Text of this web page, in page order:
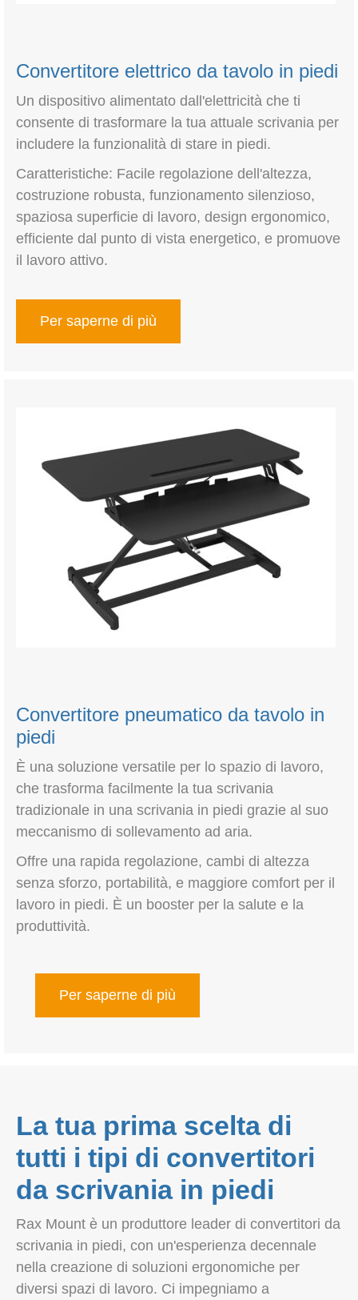
Convertitore elettrico da tavolo in piedi
Un dispositivo alimentato dall'elettricità che ti
consente di trasformare la tua attuale scrivania per
includere la funzionalità di stare in piedi.
Caratteristiche: Facile regolazione dell'altezza,
costruzione robusta, funzionamento silenzioso,
spaziosa superficie di lavoro, design ergonomico,
efficiente dal punto di vista energetico, e promuove
il lavoro attivo.
Per saperne di più
Convertitore pneumatico da tavolo in
piedi
È una soluzione versatile per lo spazio di lavoro,
che trasforma facilmente la tua scrivania
tradizionale in una scrivania in piedi grazie al suo
meccanismo di sollevamento ad aria.
Offre una rapida regolazione, cambi di altezza
senza sforzo, portabilità, e maggiore comfort per il
lavoro in piedi. È un booster per la salute e la
produttività.
Per saperne di più
La tua prima scelta di
tutti i tipi di convertitori
da scrivania in piedi
Rax Mount è un produttore leader di convertitori da
scrivania in piedi, con un'esperienza decennale
nella creazione di soluzioni ergonomiche per
diversi spazi di lavoro. Ci impegniamo a